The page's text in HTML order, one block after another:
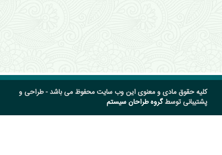
کلیه حقوق مادی و معنوی این وب سایت محفوظ می باشد - طراحی و
پشتیبانی توسطگروه طراحان سیستم